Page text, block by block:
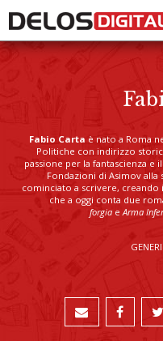
Fabio Carta è nato a Roma
Politiche con indirizzo
passione per la fantascienza e
Fondazioni di Asimov alla
cominciato a scrivere,
che a oggi conta due
forgiaeArma